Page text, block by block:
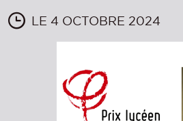
LE 4 OCTOBRE 2024